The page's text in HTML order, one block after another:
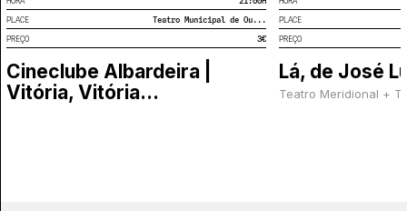
PLACE
Teatro Municipal de Ou...
PREÇO
3€
Cineclube Albardeira |
Vitória, Vitória…
PLACE
PREÇO
Lá, de José
Teatro Meridional +